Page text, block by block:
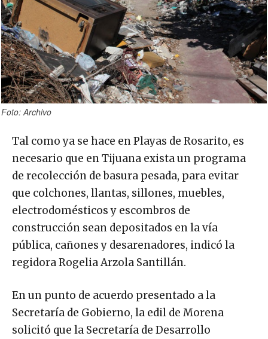
Foto: Archivo
Tal como ya se hace en Playas de Rosarito, es
necesario que en Tijuana exista un programa
de recolección de basura pesada, para evitar
que colchones, llantas, sillones, muebles,
electrodomésticos y escombros de
construcción sean depositados en la vía
pública, cañones y desarenadores, indicó la
regidora Rogelia Arzola Santillán.
En un punto de acuerdo presentado a la
Secretaría de Gobierno, la edil de Morena
solicitó que la Secretaría de Desarrollo